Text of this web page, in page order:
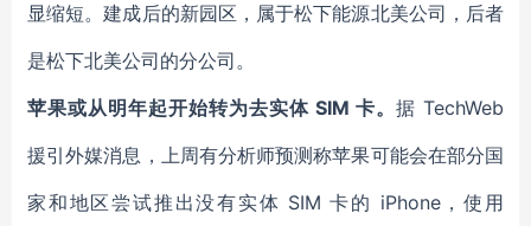
显缩短。建成后的新园区，属于松下能源北美公司，后者
是松下北美公司的分公司。
苹果或从明年起开始转为去实体 SIM 卡。 据 TechWeb
援引外媒消息，上周有分析师预测称苹果可能会在部分国
家和地区尝试推出没有实体 SIM 卡的 iPhone，使用